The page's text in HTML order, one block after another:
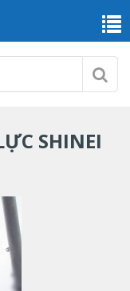
SHINEI